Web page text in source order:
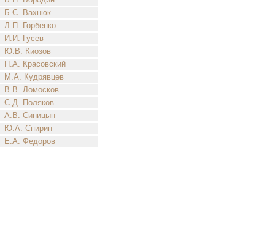
Б.С. Вахнюк
Л.П. Горбенко
И.И. Гусев
Ю.В. Киозов
П.А. Красовский
М.А. Кудрявцев
В.В. Ломосков
С.Д. Поляков
А.В. Синицын
Ю.А. Спирин
Е.А. Федоров